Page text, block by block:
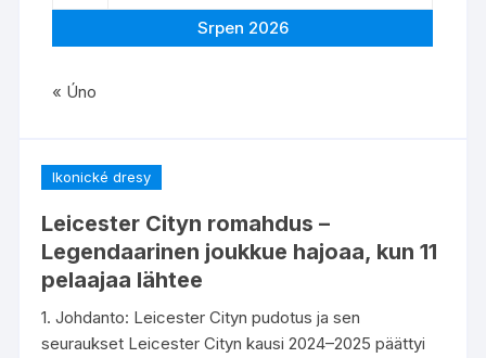
Ikonické dresy
Leicester Cityn romahdus –
Legendaarinen joukkue hajoaa, kun 11
pelaajaa lähtee
1. Johdanto: Leicester Cityn pudotus ja sen
seuraukset Leicester Cityn kausi 2024–2025 päättyi
Srpen 2026
« Úno